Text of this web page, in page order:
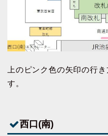
上のピンク色の矢印の行
す。
西口(南)